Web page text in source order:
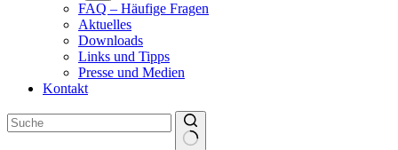
FAQ – Häufige Fragen
Aktuelles
Downloads
Links und Tipps
Presse und Medien
Kontakt